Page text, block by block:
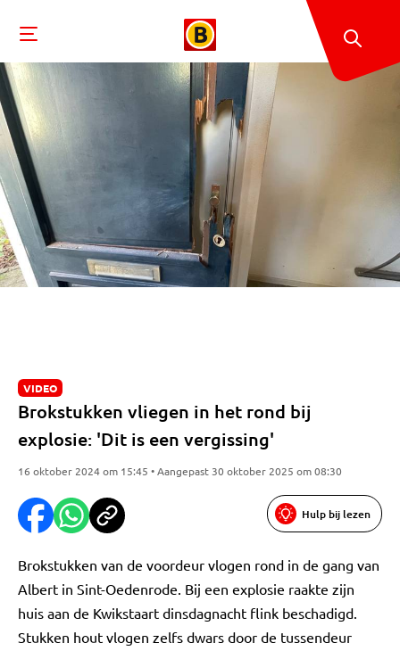
VIDEO
Brokstukken vliegen in het rond bij
explosie: 'Dit is een vergissing'
16 oktober 2024 om 15:45 • Aangepast 30 oktober 2025 om 08:30
Hulp bij lezen
Brokstukken van de voordeur vlogen rond in de gang van
Albert in Sint-Oedenrode. Bij een explosie raakte zijn
huis aan de Kwikstaart dinsdagnacht flink beschadigd.
Stukken hout vlogen zelfs dwars door de tussendeur